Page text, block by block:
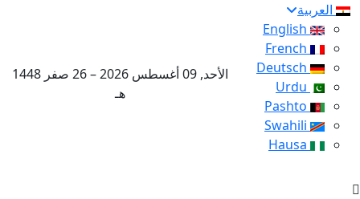
العربية
الأحد, 09 أغسطس 2026 – 26 صفر 1448
هـ